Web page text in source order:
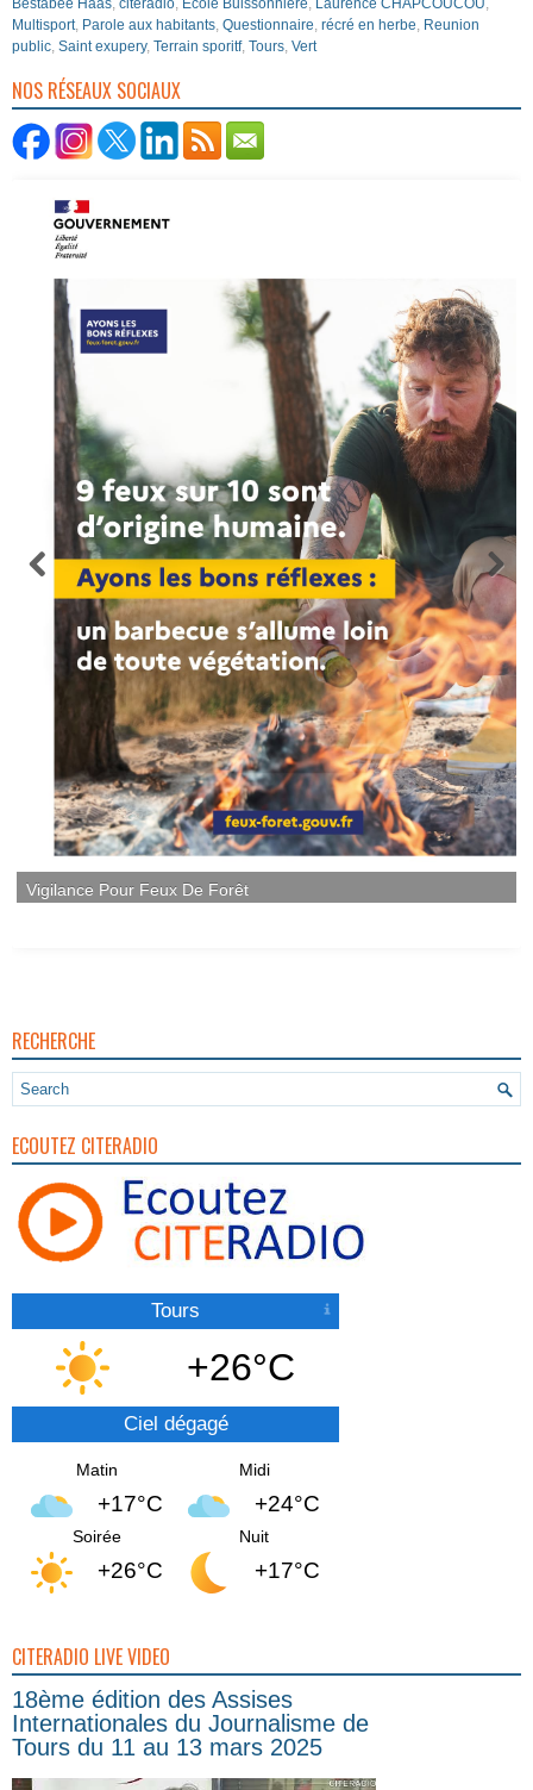
Bestabée Haas, citéradio, Ecole Buissonnière, Laurence CHAPCOUCOU,
Multisport, Parole aux habitants, Questionnaire, récré en herbe, Reunion
public, Saint exupery, Terrain sporitf, Tours, Vert
NOS RÉSEAUX SOCIAUX
RECHERCHE
ECOUTEZ CITERADIO
Tours
+26°C
Ciel dégagé
Matin
+17°C
Midi
+24°C
Soirée
+26°C
Nuit
+17°C
CITERADIO LIVE VIDEO
18ème édition des Assises
Internationales du Journalisme de
Tours du 11 au 13 mars 2025